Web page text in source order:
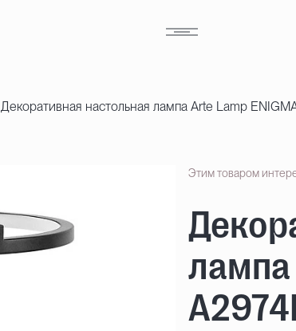
Декоративная настольная лампа Arte Lamp
Этим товаром
лампа